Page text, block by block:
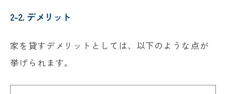
2-2. デメリット
家を貸すデメリットとしては、以下のような点が
挙げられます。